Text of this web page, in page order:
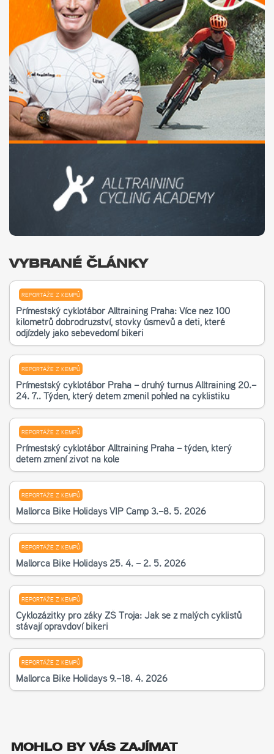
VYBRANÉ ČLÁNKY
REPORTÁŽE Z KEMPŮ
Příměstský cyklotábor Alltraining Praha: Více než 100
kilometrů dobrodružství, stovky úsměvů a děti, které
odjížděly jako sebevědomí bikeři
REPORTÁŽE Z KEMPŮ
Příměstský cyklotábor Praha – druhý turnus Alltraining 20.–
24. 7.. Týden, který dětem změnil pohled na cyklistiku
REPORTÁŽE Z KEMPŮ
Příměstský cyklotábor Alltraining Praha – týden, který
dětem změní život na kole
REPORTÁŽE Z KEMPŮ
Mallorca Bike Holidays VIP Camp 3.–8. 5. 2026
REPORTÁŽE Z KEMPŮ
Mallorca Bike Holidays 25. 4. – 2. 5. 2026
REPORTÁŽE Z KEMPŮ
Cyklozážitky pro žáky ZŠ Troja: Jak se z malých cyklistů
stávají opravdoví bikeři
REPORTÁŽE Z KEMPŮ
Mallorca Bike Holidays 9.–18. 4. 2026
MOHLO BY VÁS ZAJÍMAT